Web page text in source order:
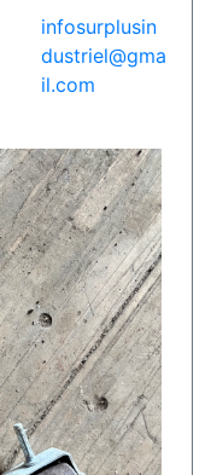
infosurplusin
dustriel@gma
il.com